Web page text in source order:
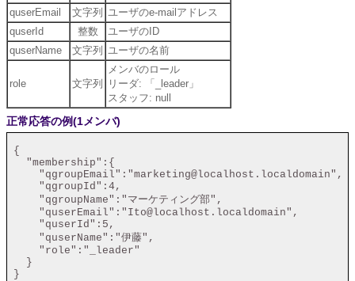
quserEmail
文字列 ユーザのe-mailアドレス
quserId
整数
ユーザのID
quserName
文字列 ユーザの名前
role 文字列
メンバのロール
リーダ: 「_leader」
スタッフ: null
正常応答の例(1メンバ)
{
   "membership":{
     "qgroupEmail":"marketing@localhost.localdomain",
     "qgroupId":4,
     "qgroupName":"マーケティング部",
     "quserEmail":"Ito@localhost.localdomain",
     "quserId":5,
     "quserName":"伊藤",
     "role":"_leader"
   }
}